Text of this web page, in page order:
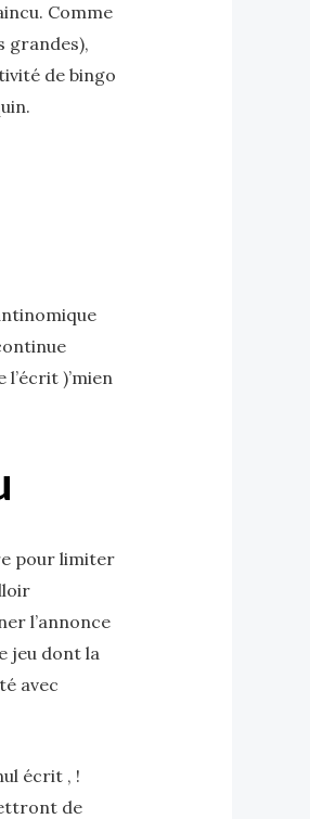
Comme
grandes),
de bingo
)’mien
pour limiter
l’annonce
jeu dont la
avec
écrit , !
de